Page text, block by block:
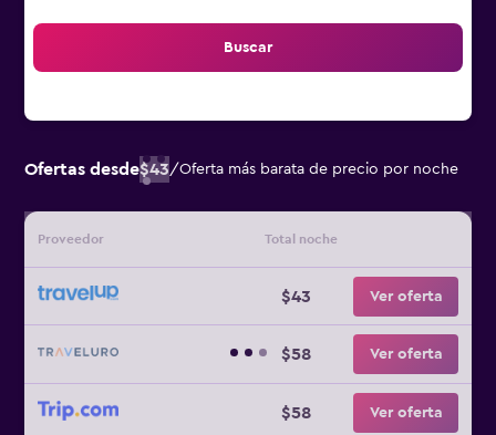
Buscar
Ofertas desde$43/Oferta más barata de precio por noche
Proveedor Total noche
$43 Ver oferta
$58 Ver oferta
$58 Ver oferta